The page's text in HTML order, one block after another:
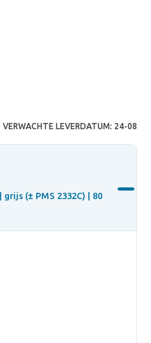
VERWACHTE LEVERDATUM: 24-08
grijs (± PMS 2332C) | 80